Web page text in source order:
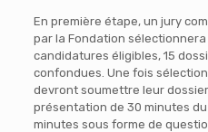
En première étape, un jury
par la Fondation sélectionnera
candidatures éligibles, 15
confondues. Une fois
devront soumettre leur
présentation de 30 minutes du
minutes sous forme de